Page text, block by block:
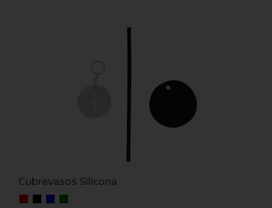
Cubrevasos Silicona